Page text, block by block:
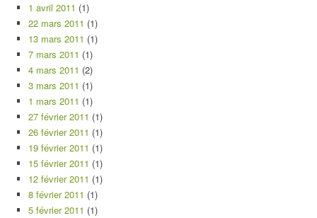
1 avril 2011 (1)
22 mars 2011 (1)
13 mars 2011 (1)
7 mars 2011 (1)
4 mars 2011 (2)
3 mars 2011 (1)
1 mars 2011 (1)
27 février 2011 (1)
26 février 2011 (1)
19 février 2011 (1)
15 février 2011 (1)
12 février 2011 (1)
8 février 2011 (1)
5 février 2011 (1)